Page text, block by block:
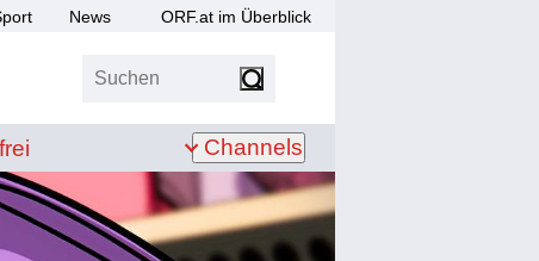
News ORF.at im Überblick
Suchen
Channels